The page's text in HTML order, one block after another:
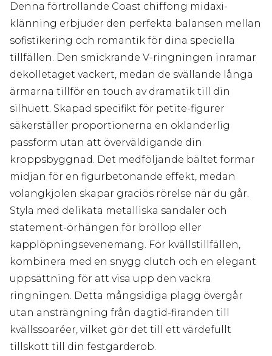
Denna förtrollande Coast chiffong midaxi-
klänning erbjuder den perfekta balansen mellan
sofistikering och romantik för dina speciella
tillfällen. Den smickrande V-ringningen inramar
dekolletaget vackert, medan de svällande långa
ärmarna tillför en touch av dramatik till din
silhuett. Skapad specifikt för petite-figurer
säkerställer proportionerna en oklanderlig
passform utan att överväldigande din
kroppsbyggnad. Det medföljande bältet formar
midjan för en figurbetonande effekt, medan
volangkjolen skapar graciös rörelse när du går.
Styla med delikata metalliska sandaler och
statement-örhängen för bröllop eller
kapplöpningsevenemang. För kvällstillfällen,
kombinera med en snygg clutch och en elegant
uppsättning för att visa upp den vackra
ringningen. Detta mångsidiga plagg övergår
utan ansträngning från dagtid-firanden till
kvällssoaréer, vilket gör det till ett värdefullt
tillskott till din festgarderob.